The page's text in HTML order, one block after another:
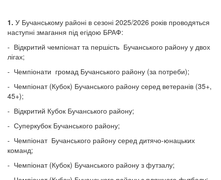
1. У Бучанському районі в сезоні 2025/2026 років проводяться
наступні змагання під егідою БРАФ:
- Відкритий чемпіонат та першість Бучанського району у двох
лігах;
- Чемпіонати громад Бучанського району (за потреби);
- Чемпіонат (Кубок) Бучанського району серед ветеранів (35+,
45+);
- Відкритий Кубок Бучанського району;
- Суперкубок Бучанського району;
- Чемпіонат Бучанського району серед дитячо-юнацьких
команд;
- Чемпіонат (Кубок) Бучанського району з футзалу;